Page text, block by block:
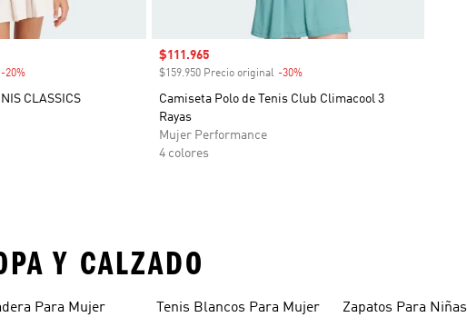
-20%Descuento
CLASSICS
Precio de venta
$111.965
$159.950 Precio original -30%
Camiseta Polo de Tenis Club Climacool 3
Rayas
Mujer Performance
4 colores
Y CALZADO
Para Mujer Tenis Blancos Para Mujer Zapatos Para Niñas